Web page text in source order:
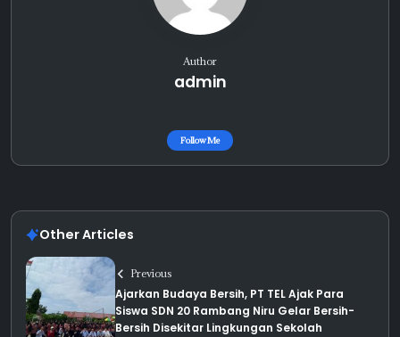
Author
admin
Follow Me
Other Articles
Previous
Ajarkan Budaya Bersih, PT TEL Ajak Para
Siswa SDN 20 Rambang Niru Gelar Bersih-
Bersih Disekitar Lingkungan Sekolah